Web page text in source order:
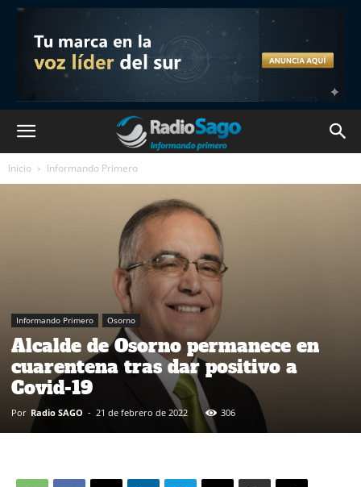
Inicio Informando Primero
Informando Primero Osorno
Alcalde de Osorno permanece en
cuarentena tras dar positivo a
Covid-19
Por Radio SAGO - 21 de febrero de 2022 306